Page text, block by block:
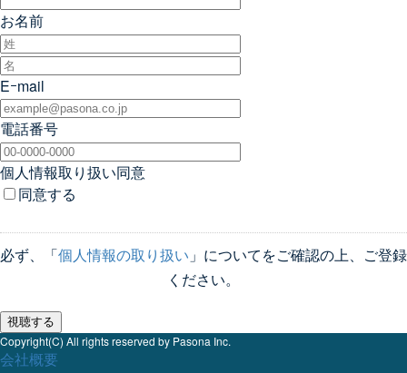
お名前
Eｰmail
電話番号
個人情報取り扱い同意
同意する
必ず、「個人情報の取り扱い 」についてをご確認の上、ご登録
ください。
Copyright(C) All rights reserved by Pasona Inc.
会社概要